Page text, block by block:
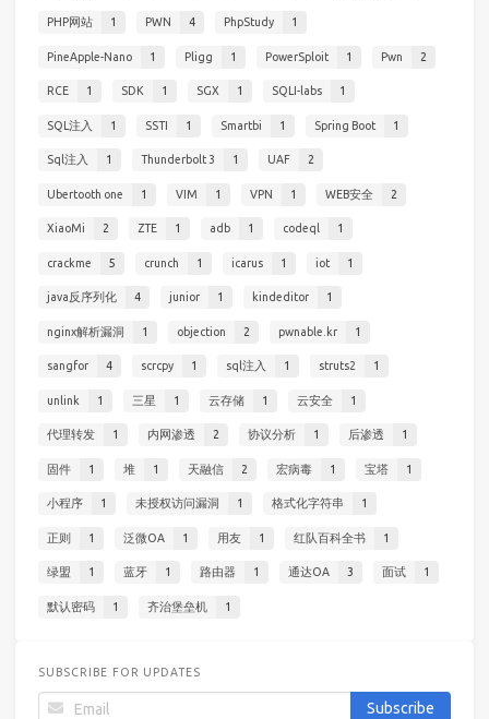
PHP网站 1 PWN 4 PhpStudy 1
PineApple-Nano 1 Pligg 1 PowerSploit 1 Pwn 2
RCE 1 SDK 1 SGX 1 SQLI-labs 1
SQL注入 1 SSTI 1 Smartbi 1 Spring Boot 1
Sql注入 1 Thunderbolt 3 1 UAF 2
Ubertooth one 1 VIM 1 VPN 1 WEB安全 2
XiaoMi 2 ZTE 1 adb 1 codeql 1
crackme 5 crunch 1 icarus 1 iot 1
java反序列化 4 junior 1 kindeditor 1
nginx解析漏洞 1 objection 2 pwnable.kr 1
sangfor 4 scrcpy 1 sql注入 1 struts2 1
unlink 1 三星 1 云存储 1 云安全 1
代理转发 1 内网渗透 2 协议分析 1 后渗透 1
固件 1 堆 1 天融信 2 宏病毒 1 宝塔 1
小程序 1 未授权访问漏洞 1 格式化字符串 1
正则 1 泛微OA 1 用友 1 红队百科全书 1
绿盟 1 蓝牙 1 路由器 1 通达OA 3 面试 1
默认密码 1 齐治堡垒机 1
SUBSCRIBE FOR UPDATES